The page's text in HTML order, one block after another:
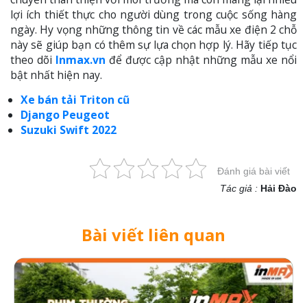
lợi ích thiết thực cho người dùng trong cuộc sống hàng
ngày. Hy vọng những thông tin về các mẫu xe điện 2 chỗ
này sẽ giúp bạn có thêm sự lựa chọn hợp lý. Hãy tiếp tục
theo dõi Inmax.vn để được cập nhật những mẫu xe nổi
bật nhất hiện nay.
Xe bán tải Triton cũ
Django Peugeot
Suzuki Swift 2022
Đánh giá bài viết
Tác giả : Hải Đào
Bài viết liên quan